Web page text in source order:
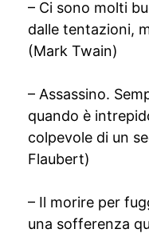
– Ci sono molti
dalle tentazioni,
(Mark Twain)
– Assassino.
quando è
colpevole di un
Flaubert)
– Il morire per
una sofferenza